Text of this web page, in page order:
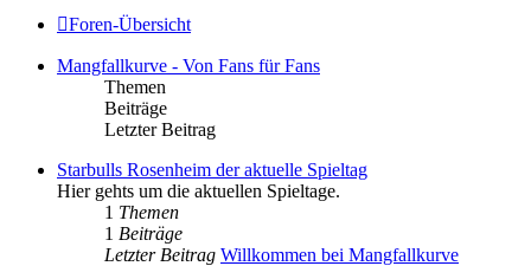
Foren-Übersicht
Mangfallkurve - Von Fans für Fans
Themen
Beiträge
Letzter Beitrag
Starbulls Rosenheim der aktuelle Spieltag
Hier gehts um die aktuellen Spieltage.
1 Themen
1 Beiträge
Letzter Beitrag Willkommen bei Mangfallkurve